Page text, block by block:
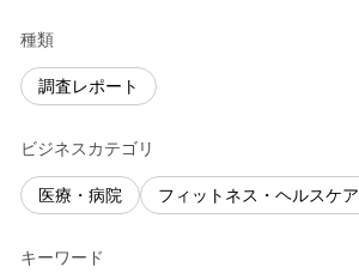
種類
調査レポート
ビジネスカテゴリ
医療・病院 フィットネス・ヘルスケア
キーワード